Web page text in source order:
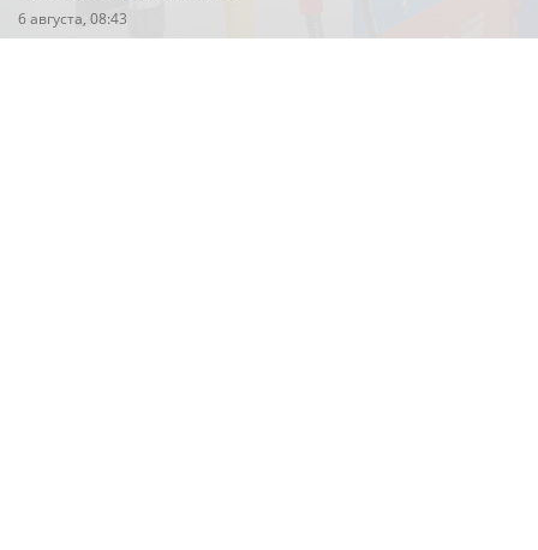
6 августа, 08:43